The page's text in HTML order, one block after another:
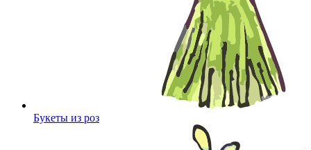
Букеты из роз